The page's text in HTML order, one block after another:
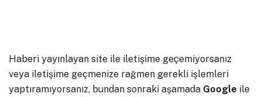
Haberi yayınlayan site ile iletişime geçemiyorsanız
veya iletişime geçmenize rağmen gerekli işlemleri
yaptıramıyorsanız, bundan sonraki aşamada Google ile